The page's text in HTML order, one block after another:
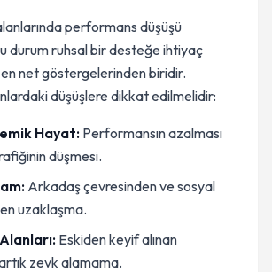
performans düşüşü
durum ruhsal bir desteğe ihtiyaç
net göstergelerinden biridir.
düşüşlere dikkat edilmelidir:
Hayat: Performansın azalması
düşmesi.
Arkadaş çevresinden ve sosyal
uzaklaşma.
Eskiden keyif alınan
zevk alamama.